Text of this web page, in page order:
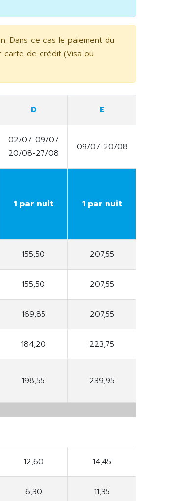
Dans ce cas le paiement du
de crédit (Visa ou
D E
02/07-09/07
20/08-27/08
09/07-20/08
1 par nuit 1 par nuit
155,50 207,55
155,50 207,55
169,85 207,55
184,20 223,75
198,55 239,95
12,60 14,45
6,30 11,35